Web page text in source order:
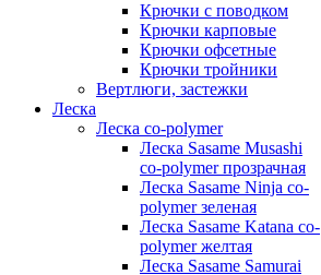
Крючки с поводком
Крючки карповые
Крючки офсетные
Крючки тройники
Вертлюги, застежки
Леска
Леска co-polymer
Леска Sasame Musashi
co-polymer прозрачная
Леска Sasame Ninja co-
polymer зеленая
Леска Sasame Katana co-
polymer желтая
Леска Sasame Samurai